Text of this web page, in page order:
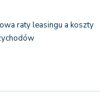
raty leasingu a koszty